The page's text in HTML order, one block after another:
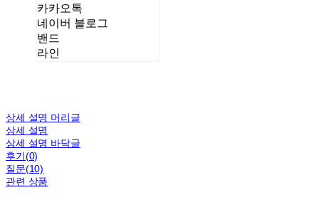
카카오톡
네이버 블로그
밴드
라인
상세 설명 머리글
상세 설명
상세 설명 바닥글
후기(0)
질문(10)
관련 상품